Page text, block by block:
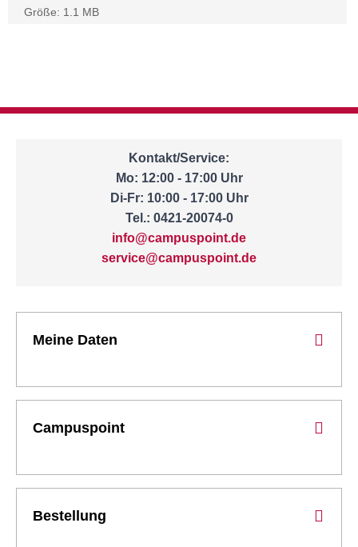
Größe: 1.1 MB
Kontakt/Service:
Mo: 12:00 - 17:00 Uhr
Di-Fr: 10:00 - 17:00 Uhr
Tel.: 0421-20074-0
info@campuspoint.de
service@campuspoint.de
Meine Daten
Campuspoint
Bestellung